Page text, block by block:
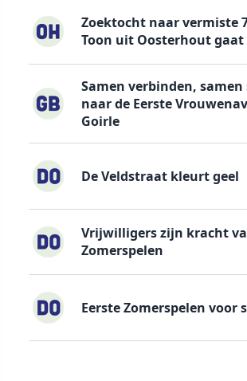
Zoektocht naar vermiste
Toon uit Oosterhout gaat
Samen verbinden,
naar de Eerste
Goirle
De Veldstraat kleurt geel
Vrijwilligers zijn kracht
Zomerspelen
Eerste Zomerspelen voor